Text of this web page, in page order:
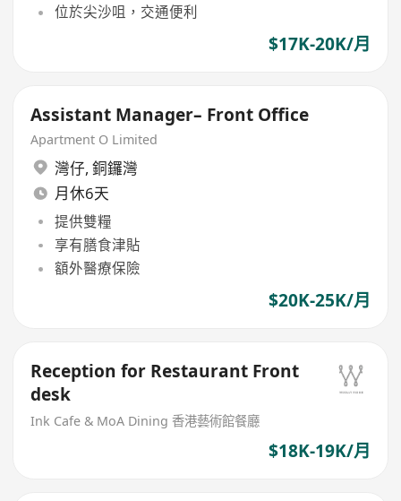
位於尖沙咀，交通便利
$17K-20K/月
Assistant Manager– Front Office
Apartment O Limited
灣仔, 銅鑼灣
月休6天
提供雙糧
享有膳食津貼
額外醫療保險
$20K-25K/月
Reception for Restaurant Front
desk
Ink Cafe & MoA Dining 香港藝術館餐廳
$18K-19K/月